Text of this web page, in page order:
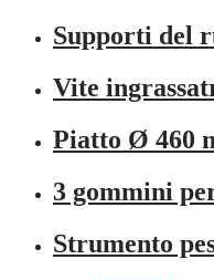
Supporti del
Vite
Piatto Ø 460
3 gommini
Strumento